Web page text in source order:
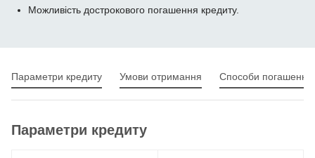
Можливість дострокового погашення кредиту.
Параметри кредиту Умови отримання Способи погашення
Параметри кредиту